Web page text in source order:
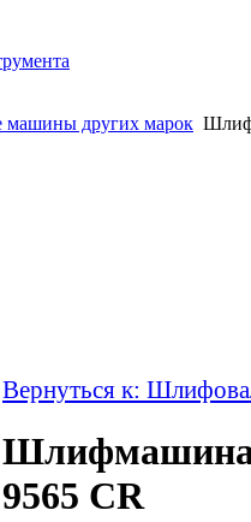
других марок
Вернуться к:
Шлифмашина
9565 CR